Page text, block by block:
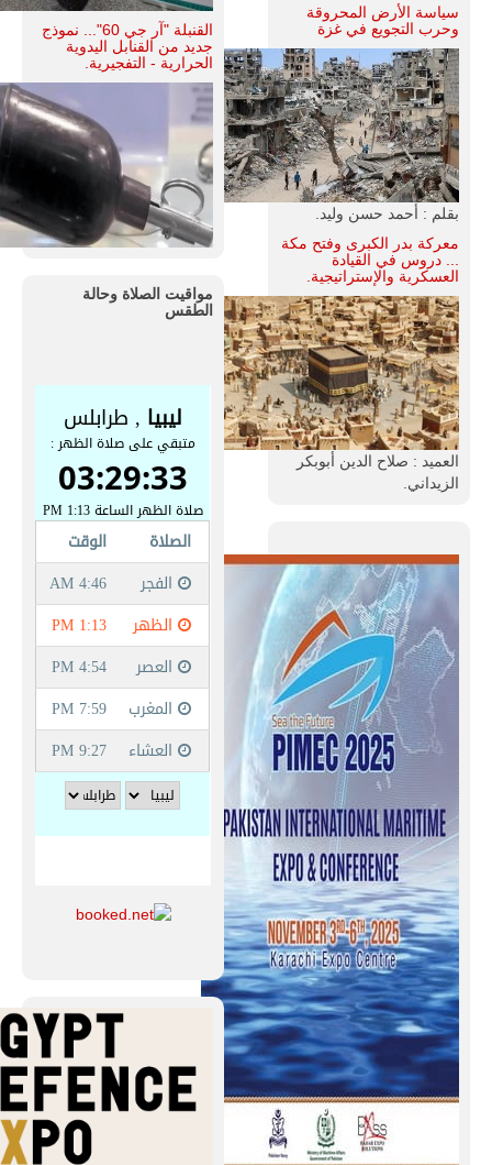
سياسة الأرض المحروقة
وحرب التجويع في غزة
بقلم : أحمد حسن وليد.
معركة بدر الكبرى وفتح مكة
... دروس في القيادة
العسكرية والإستراتيجية.
العميد : صلاح الدين أبوبكر
الزيداني.
القنبلة "آر جي 60"... نموذج
جديد من القنابل اليدوية
الحرارية - التفجيرية.
مواقيت الصلاة وحالة
الطقس